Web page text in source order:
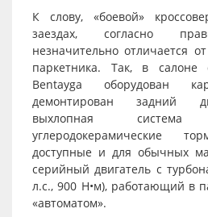
К слову, «боевой»
заездах, согласно
незначительно отличается
паркетника. Так, в салоне
Bentayga оборудован
демонтирован задний
выхлопная
углеродокерамические
доступные и для обычных
серийный двигатель с
л.с., 900 Н•м), работающий в
«автоматом».